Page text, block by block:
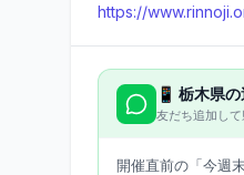
https://
📱 栃木県の
友だち追加し
開催直前の「今週